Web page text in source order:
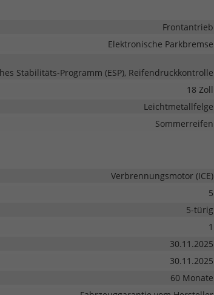
Frontantrieb
Elektronische Parkbremse
Stabilitäts-Programm (ESP), Reifendruckkontrolle
18 Zoll
Leichtmetallfelge
Sommerreifen
Verbrennungsmotor (ICE)
5
5-türig
1
30.11.2025
30.11.2025
60 Monate